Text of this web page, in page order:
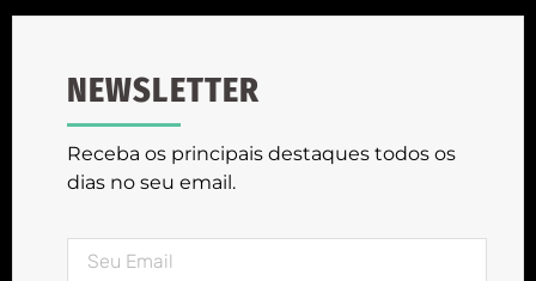
NEWSLETTER
Receba os principais destaques todos os
dias no seu email.